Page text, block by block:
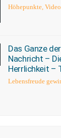
Höhepunkte,
Das Ganze
Nachricht –
Herrlichkeit –
Lebensfreude